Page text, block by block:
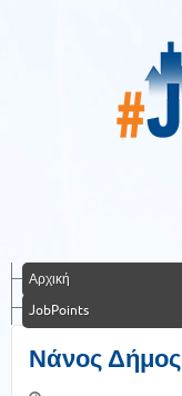
Αρχική
JobPoints
Νάνος Δήμος